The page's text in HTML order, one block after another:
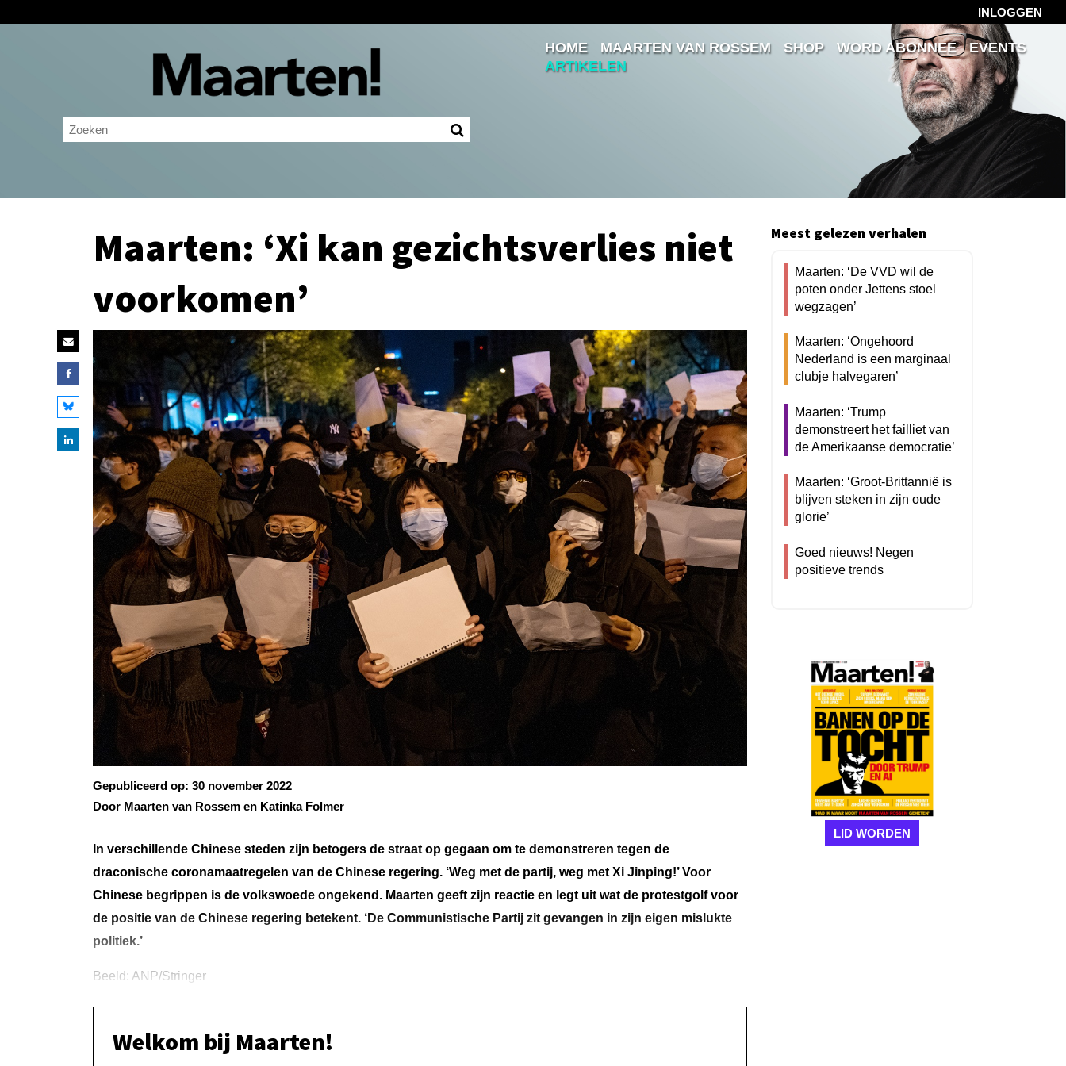
INLOGGEN
Inloggen
Ingelogd blijven
HOME MAARTEN VAN ROSSEM SHOP WORD ABONNEE
EVENTS
ARTIKELEN
Maarten: ‘Xi kan gezichtsverlies niet
voorkomen’
Gepubliceerd op: 30 november 2022
Door Maarten van Rossem en Katinka Folmer
In verschillende Chinese steden zijn betogers de straat op gegaan om te demonstreren tegen de
draconische coronamaatregelen van de Chinese regering. ‘Weg met de partij, weg met Xi Jinping!’ Voor
Chinese begrippen is de volkswoede ongekend. Maarten geeft zijn reactie en legt uit wat de protestgolf voor
de positie van de Chinese regering betekent. ‘De Communistische Partij zit gevangen in zijn eigen mislukte
politiek.’
Beeld: ANP/Stringer
Welkom bij Maarten!
Meest gelezen verhalen
Maarten: ‘De VVD wil de
poten onder Jettens stoel
wegzagen’
Maarten: ‘Ongehoord
Nederland is een marginaal
clubje halvegaren’
Maarten: ‘Trump
demonstreert het failliet van
de Amerikaanse democratie’
Maarten: ‘Groot-Brittannië is
blijven steken in zijn oude
glorie’
Goed nieuws! Negen
positieve trends
LID WORDEN